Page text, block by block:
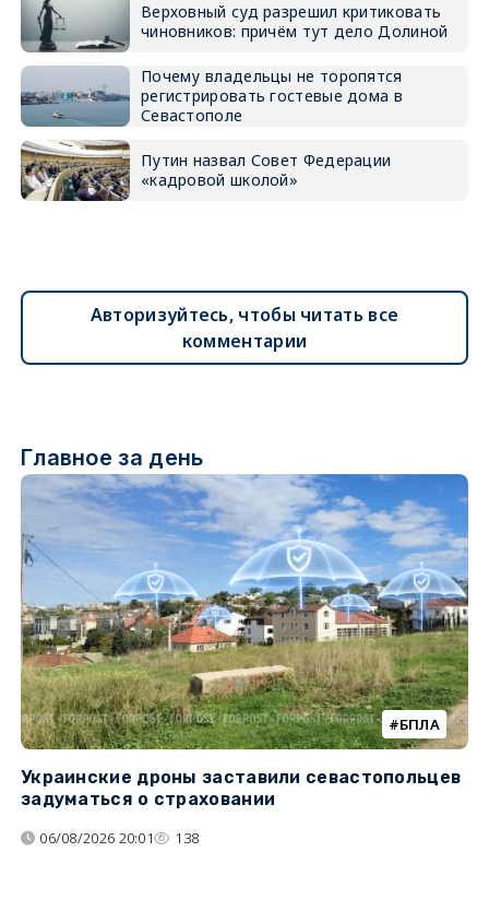
Верховный суд разрешил критиковать
чиновников: причём тут дело Долиной
Почему владельцы не торопятся
регистрировать гостевые дома в
Севастополе
Путин назвал Совет Федерации
«кадровой школой»
Авторизуйтесь, чтобы читать все
комментарии
Главное за день
БПЛА
Украинские дроны заставили севастопольцев
задуматься о страховании
06/08/2026 20:01 138